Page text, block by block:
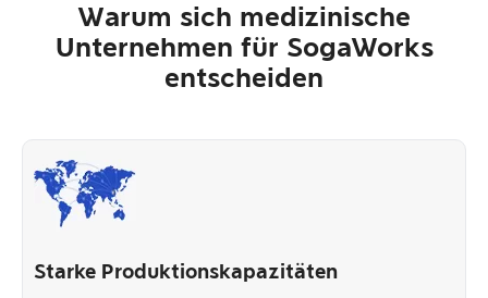
Warum sich medizinische
Unternehmen für SogaWorks
entscheiden
Starke Produktionskapazitäten